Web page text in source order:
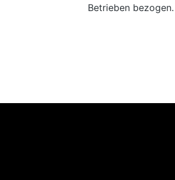
Betrieben bezogen.